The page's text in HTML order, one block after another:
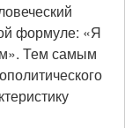
формуле: «Я
Тем самым